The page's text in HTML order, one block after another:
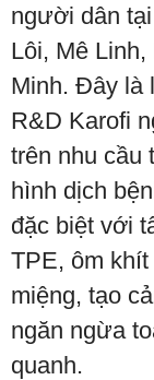
người dân
Lôi, Mê
Minh. Đây là
R&D Karofi
trên nhu cầu
hình dịch
đặc biệt với
TPE, ôm
miệng, tạo
ngăn ngừa
quanh.